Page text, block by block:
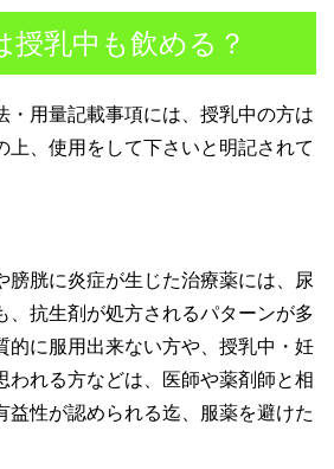
授乳中も飲める？
・用量記載事項には、授乳中の方は
上、使用をして下さいと明記されて
膀胱に炎症が生じた治療薬には、尿
、抗生剤が処方されるパターンが多
的に服用出来ない方や、授乳中・妊
われる方などは、医師や薬剤師と相
益性が認められる迄、服薬を避けた